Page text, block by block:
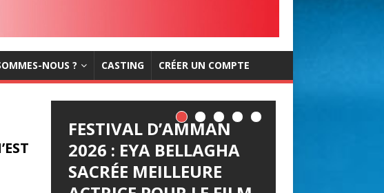
NOUS ? CASTING CRÉER UN COMPTE
FESTIVAL D’AMMAN
2026 : EYA BELLAGHA
SACRÉE MEILLEURE